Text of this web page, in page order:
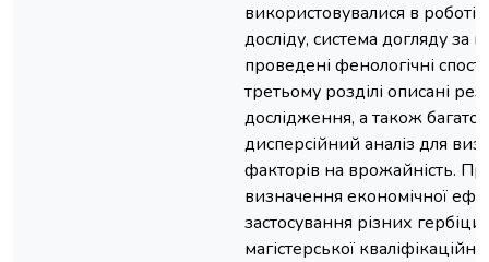
використовувалися в
досліду, система догляду за
проведені фенологічні
третьому розділі описані
дослідження, а також
дисперсійний аналіз для
факторів на врожайність.
визначення економічної
застосування різних
магістерської